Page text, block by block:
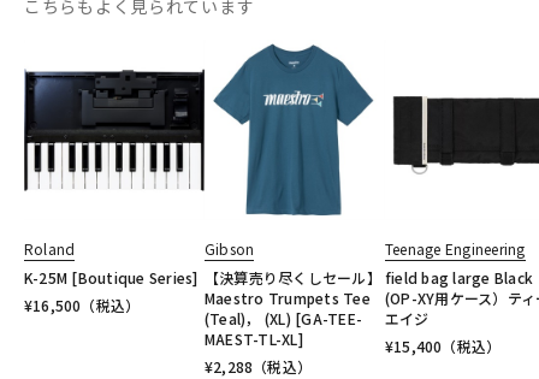
こちらもよく見られています
Roland
K-25M [Boutique Series]
¥16,500 （税込）
Gibson
【決算売り尽くしセール】
Maestro Trumpets Tee
(Teal)， (XL) [GA-TEE-
MAEST-TL-XL]
¥2,288 （税込）
Teenage Engineering
field bag large
(OP-XY用ケース）ティ
エイジ
¥15,400 （税込）